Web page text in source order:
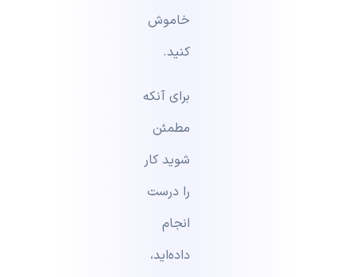
خاموش
کنید.
برای آنکه
مطمئن
شوید کار
را درست
انجام
داده‌اید،